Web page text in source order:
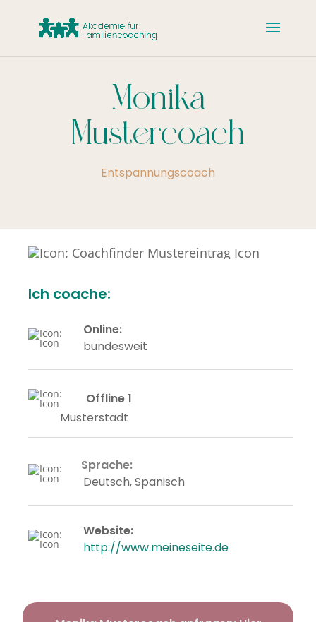
Monika
Mustercoach
Entspannungscoach
Ich coache:
Online:
bundesweit
Offline1
Musterstadt
Sprache:
Deutsch, Spanisch
Website:
http://www.meineseite.de